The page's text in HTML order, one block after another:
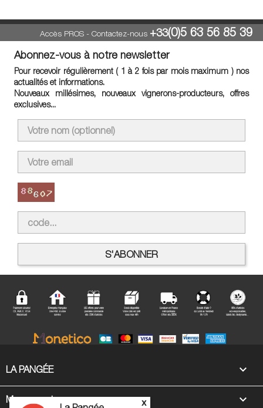
Accès PROS- Contactez-nous +33(0)5 63 56 85 39
Abonnez-vous à notre newsletter
Pour recevoir régulièrement ( 1 à 2 fois par mois maximum ) nos
actualités et informations.
Nouveaux millésimes, nouveaux vignerons-producteurs, offres
exclusives...
LA PANGÉE 
Mon compte 
x